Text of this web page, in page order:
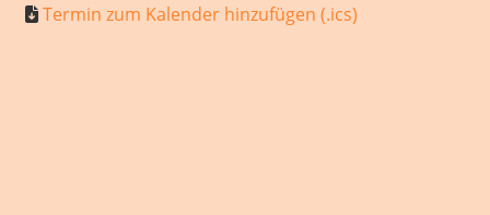
Termin zum Kalender hinzufügen (.ics)